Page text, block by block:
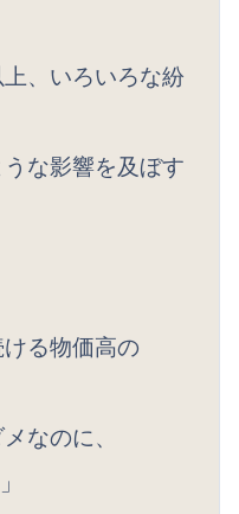
、いろいろな紛
な影響を及ぼす
る物価高の
なのに、